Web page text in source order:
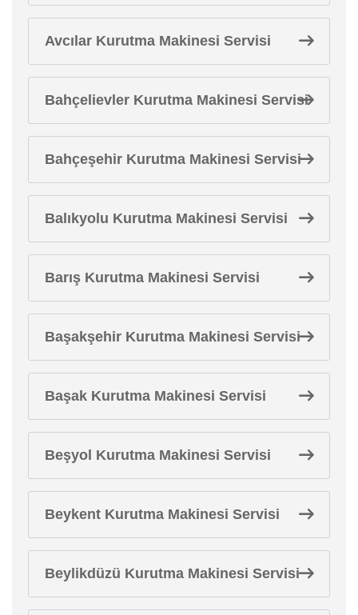
Avcılar Kurutma Makinesi Servisi
Bahçelievler Kurutma Makinesi Servisi
Bahçeşehir Kurutma Makinesi Servisi
Balıkyolu Kurutma Makinesi Servisi
Barış Kurutma Makinesi Servisi
Başakşehir Kurutma Makinesi Servisi
Başak Kurutma Makinesi Servisi
Beşyol Kurutma Makinesi Servisi
Beykent Kurutma Makinesi Servisi
Beylikdüzü Kurutma Makinesi Servisi